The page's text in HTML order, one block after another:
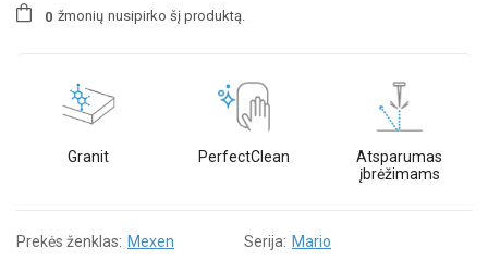
0 žmonių nusipirko šį produktą.
Granit PerfectClean
Atsparumas
įbrėžimams
Prekės ženklas: Mexen Serija: Mario